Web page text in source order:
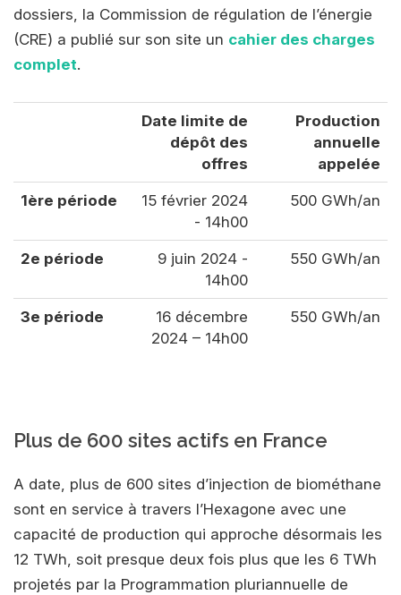
dossiers, la Commission de régulation de l’énergie
(CRE) a publié sur son site un cahier des charges
complet.
Date limite de
dépôt des
offres
Production
annuelle
appelée
1ère période
15 février 2024
- 14h00
500 GWh/an
2e période
9 juin 2024 -
14h00
550 GWh/an
3e période
16 décembre
2024 – 14h00
550 GWh/an
Plus de 600 sites actifs en France
A date, plus de 600 sites d’injection de biométhane
sont en service à travers l’Hexagone avec une
capacité de production qui approche désormais les
12 TWh, soit presque deux fois plus que les 6 TWh
projetés par la Programmation pluriannuelle de